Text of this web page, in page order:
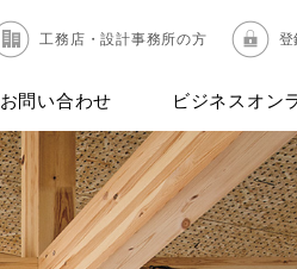
お問い合わせ ビジネスオン
工務店・設計事務所の方 登